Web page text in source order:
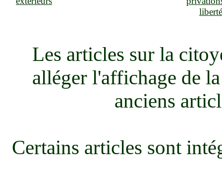
liberté
Les articles sur la
alléger l'affichage de
anciens
Certains articles sont